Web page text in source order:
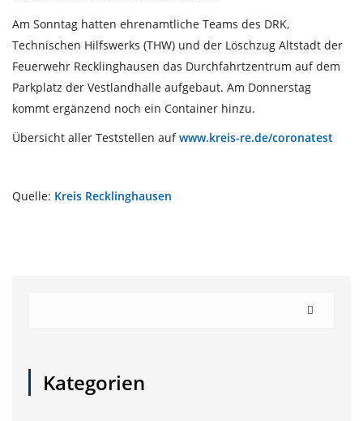
Am Sonntag hatten ehrenamtliche Teams des DRK,
Technischen Hilfswerks (THW) und der Löschzug Altstadt der
Feuerwehr Recklinghausen das Durchfahrtzentrum auf dem
Parkplatz der Vestlandhalle aufgebaut. Am Donnerstag
kommt ergänzend noch ein Container hinzu.
Übersicht aller Teststellen aufwww.kreis-re.de/coronatest
Quelle: Kreis Recklinghausen
Kategorien